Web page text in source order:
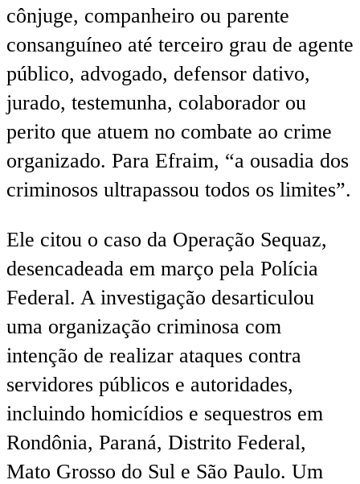
cônjuge, companheiro ou parente
consanguíneo até terceiro grau de agente
público, advogado, defensor dativo,
jurado, testemunha, colaborador ou
perito que atuem no combate ao crime
organizado. Para Efraim, “a ousadia dos
criminosos ultrapassou todos os limites”.
Ele citou o caso da Operação Sequaz,
desencadeada em março pela Polícia
Federal. A investigação desarticulou
uma organização criminosa com
intenção de realizar ataques contra
servidores públicos e autoridades,
incluindo homicídios e sequestros em
Rondônia, Paraná, Distrito Federal,
Mato Grosso do Sul e São Paulo. Um